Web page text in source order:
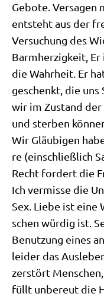
Gebo­te. Ver­sa­gen
ent­steht aus der
Ver­su­chung des
Barm­her­zig­keit,
die Wahr­heit. Er
geschenkt, die
wir im Zustand
und ster­ben
Wir Gläu­bi­gen
re (ein­schließ­lich
Recht for­dert die
Ich ver­mis­se die
Sex. Lie­be ist
schen wür­dig ist.
Benut­zung eines
lei­der das
zer­stört
füllt unbe­reut die